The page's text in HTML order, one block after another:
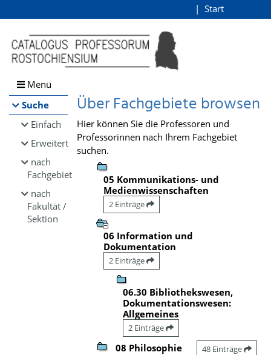
Browsen
direkt zum Inhalt
Start
Menü
Suche
Einfach
Erweitert
nach
Fachgebiet
nach
Fakultät /
Sektion
Über Fachgebiete browsen
Hier können Sie die Professoren und
Professorinnen nach Ihrem Fachgebiet
suchen.
05 Kommunikations- und
Medienwissenschaften
2 Einträge
06 Information und
Dokumentation
2 Einträge
06.30 Bibliothekswesen,
Dokumentationswesen:
Allgemeines
2 Einträge
08 Philosophie 48 Einträge